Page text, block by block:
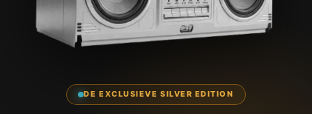
DE EXCLUSIEVE SILVER EDITION